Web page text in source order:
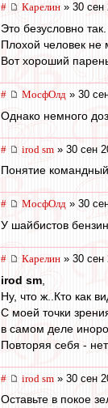
# Карелин » 30 сен
Это безусловно
Плохой человек не
Вот хороший
# МосфОлд » 30
Однако немного
# irod sm » 30 сен
Понятие командный
# МосфОлд » 30
У шайбистов
# Карелин » 30 сен
irod sm
Ну, что ж..Кто как
С моей точки
в самом деле
Повторяя себя -
# irod sm » 30 сен
Оставьте в покое